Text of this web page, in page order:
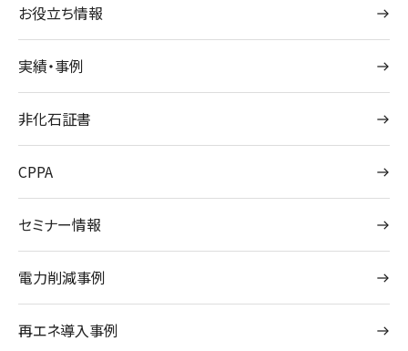
お役立ち情報
実績・事例
非化石証書
CPPA
セミナー情報
電力削減事例
再エネ導入事例